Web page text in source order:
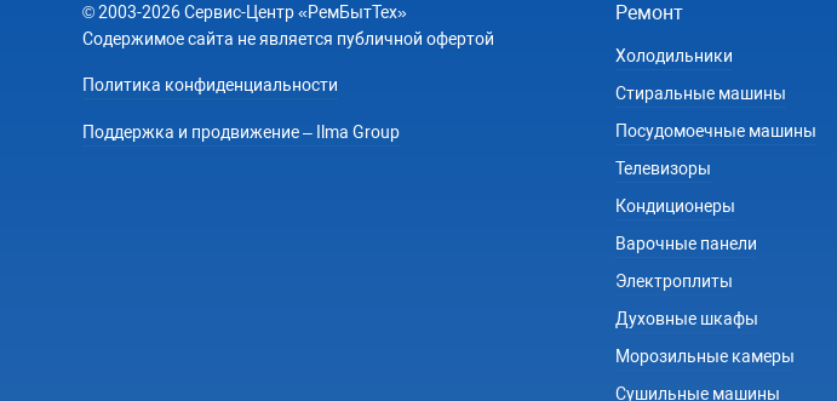
© 2003-2026 Сервис-Центр «РемБытТех»
Содержимое сайта не является публичной офертой
Политика конфиденциальности
Поддержка и продвижение – Ilma Group
Ремонт
Холодильники
Стиральные машины
Посудомоечные машины
Телевизоры
Кондиционеры
Варочные панели
Электроплиты
Духовные шкафы
Морозильные камеры
Сушильные машины